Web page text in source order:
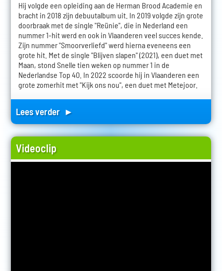
Hij volgde een opleiding aan de Herman Brood Academie en
bracht in 2018 zijn debuutalbum uit. In 2019 volgde zijn grote
doorbraak met de single "Reünie", die in Nederland een
nummer 1-hit werd en ook in Vlaanderen veel succes kende.
Zijn nummer "Smoorverliefd" werd hierna eveneens een
grote hit. Met de single "Blijven slapen" (2021), een duet met
Maan, stond Snelle tien weken op nummer 1 in de
Nederlandse Top 40. In 2022 scoorde hij in Vlaanderen een
grote zomerhit met "Kijk ons nou", een duet met Metejoor.
Lees verder ►
Videoclip